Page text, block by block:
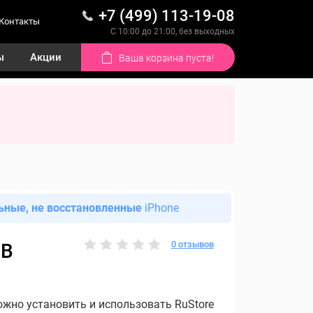
+7 (499) 113-19-08
С 10:00 до 21:00, без выходных
Акции Ваша корзина пуста!
не восстановленные iPhone
0 отзывов
установить и использовать RuStore